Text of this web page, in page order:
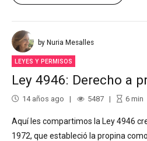
by Nuria Mesalles
LEYES Y PERMISOS
Ley 4946: Derecho a
14 años ago 5487 6min
Aquí les compartimos la Ley 4946
1972, que estableció la propina